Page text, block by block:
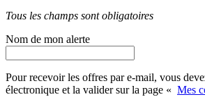
Tous les champs sont obligatoires
Nom de mon alerte
Pour recevoir les offres par e-mail, vous
électronique et la valider sur la page « Mes